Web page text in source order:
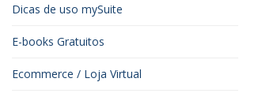
Dicas de uso mySuite
E-books Gratuitos
Ecommerce / Loja Virtual